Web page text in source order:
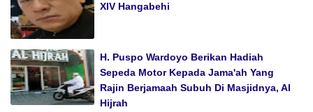
XIV Hangabehi
H. Puspo Wardoyo Berikan Hadiah
Sepeda Motor Kepada Jama'ah Yang
Rajin Berjamaah Subuh Di Masjidnya, Al
Hijrah